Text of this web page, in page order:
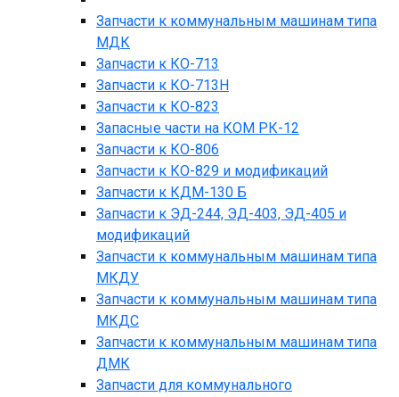
Запчасти к коммунальным машинам типа
МДК
Запчасти к КО-713
Запчасти к КО-713Н
Запчасти к КО-823
Запасные части на КОМ РК-12
Запчасти к КО-806
Запчасти к КО-829 и модификаций
Запчасти к КДМ-130 Б
Запчасти к ЭД-244, ЭД-403, ЭД-405 и
модификаций
Запчасти к коммунальным машинам типа
МКДУ
Запчасти к коммунальным машинам типа
МКДС
Запчасти к коммунальным машинам типа
ДМК
Запчасти для коммунального